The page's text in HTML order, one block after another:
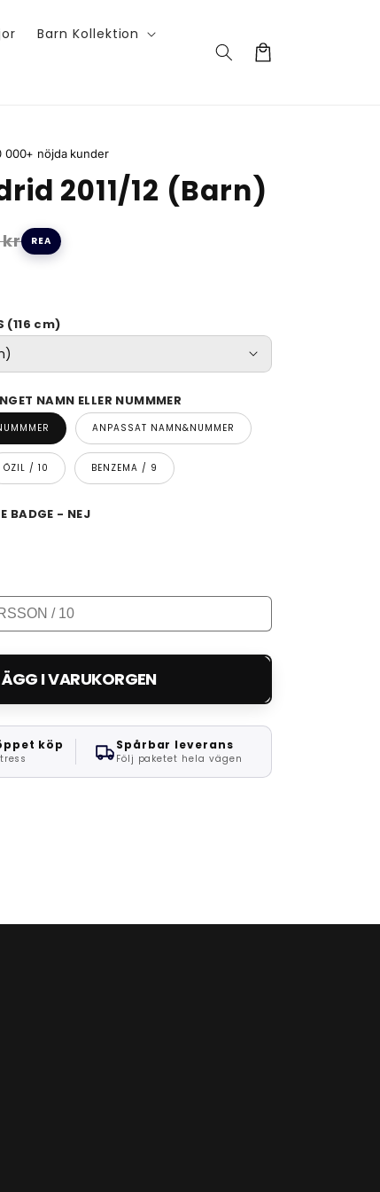
Barn Kollektion
Varukorg
000+ nöjda kunder
2011/12 (Barn)
kr REA
(116 cm)
NAMN ELLER NUMMMER
ANPASSAT NAMN&NUMMER
ÖZIL / 10 BENZEMA / 9
BADGE - NEJ
I VARUKORGEN
köp Spårbar leverans
Följ paketet hela vägen